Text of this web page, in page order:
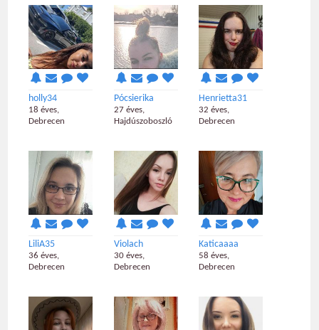
holly34
18 éves,
Debrecen
Pócsierika
27 éves,
Hajdúszoboszló
Henrietta31
32 éves,
Debrecen
LiliA35
36 éves,
Debrecen
Violach
30 éves,
Debrecen
Katicaaaa
58 éves,
Debrecen